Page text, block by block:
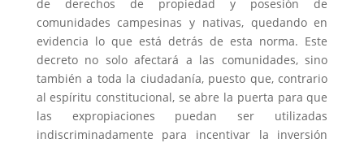
de derechos de propiedad y posesión de
comunidades campesinas y nativas, quedando en
evidencia lo que está detrás de esta norma. Este
decreto no solo afectará a las comunidades, sino
también a toda la ciudadanía, puesto que, contrario
al espíritu constitucional, se abre la puerta para que
las expropiaciones puedan ser utilizadas
indiscriminadamente para incentivar la inversión